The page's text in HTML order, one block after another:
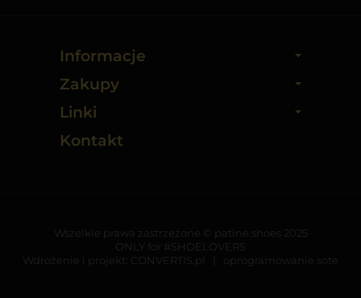
Informacje
Zakupy
Linki
Kontakt
Wszelkie prawa zastrzeżone © patine.shoes 2025
ONLY for #SHOELOVERS
Wdrożenie i projekt: CONVERTIS.pl oprogramowanie sote